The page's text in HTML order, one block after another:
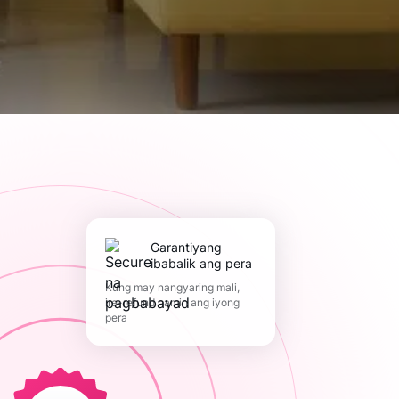
Garantiyang
ibabalik ang pera
Kung may nangyaring mali,
ire-refund namin ang iyong
pera